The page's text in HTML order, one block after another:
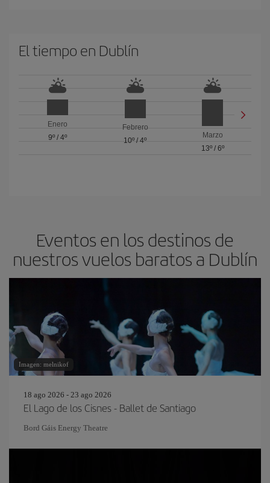
El tiempo en Dublín
Enero
9º/ 4º
Febrero
10º / 4º
Marzo
13º/ 6º
Eventos en los destinos de
nuestros vuelos baratos a Dublín
Imagen: melnikof
18 ago 2026 - 23 ago 2026
El Lago de los Cisnes - Ballet de Santiago
Bord Gáis Energy Theatre